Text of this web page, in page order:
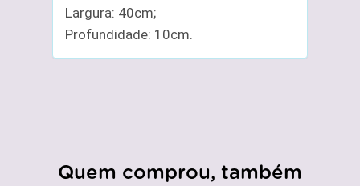
Largura: 40cm;
Profundidade: 10cm.
Quem comprou, também